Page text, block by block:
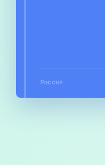
Россия